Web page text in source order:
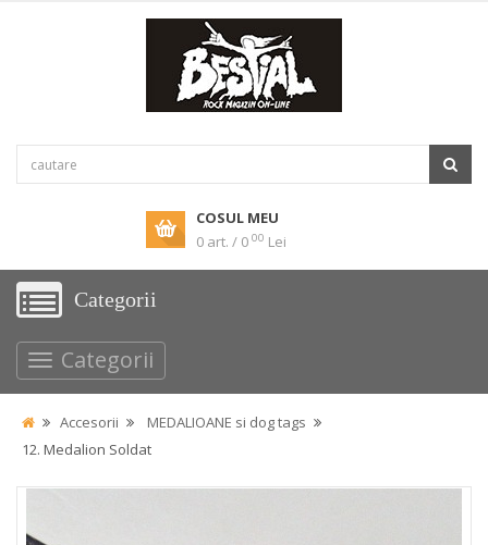
COSUL MEU
0 art. / 0 00 Lei
Categorii
Categorii
Accesorii
MEDALIOANE si dog tags
12. Medalion Soldat